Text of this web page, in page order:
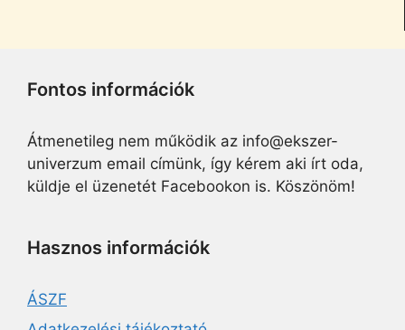
Fontos információk
Átmenetileg nem működik az info@ekszer-
univerzum email címünk, így kérem aki írt oda,
küldje el üzenetét Facebookon is. Köszönöm!
Hasznos információk
ÁSZF